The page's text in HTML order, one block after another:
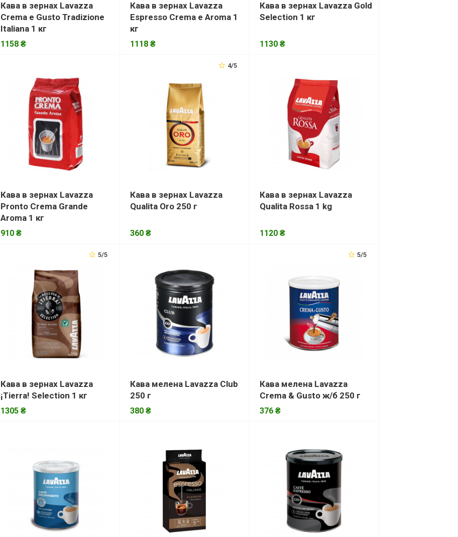
Кава в зернах Lavazza
Crema e Gusto Tradizione
Italiana 1 кг
1158 ₴
Кава в зернах Lavazza
Espresso Crema e Aroma 1
кг
1118 ₴
Кава в зернах Lavazza Gold
Selection 1 кг
1130 ₴
Кава в зернах Lavazza
Pronto Crema Grande
Aroma 1 кг
910 ₴
4/5
Кава в зернах Lavazza
Qualita Oro 250 г
360 ₴
Кава в зернах Lavazza
Qualita Rossa 1 kg
1120 ₴
5/5
Кава в зернах Lavazza
¡Tierra! Selection 1 кг
1305 ₴
Кава мелена Lavazza Club
250 г
380 ₴
5/5
Кава мелена Lavazza
Crema & Gusto ж/б 250 г
376 ₴